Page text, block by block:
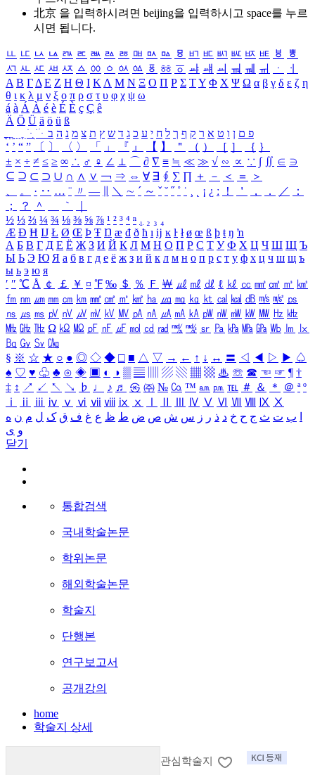
北京 을 입력하시려면 beijing을 입력하시고 space를 누르
시면 됩니다.
ㅥ ㅦ ㅧ ㅨ ㅩ ㅪ ㅫ ㅬ ㅭ ㅮ ㅯ ㅰ ㅱ ㅲ ㅳ ㅴ ㅵ ㅶ ㅷ ㅸ
ㅹ
ㅺ ㅻ ㅼ ㅽ ㅾ ㅿ ㆀ ㆁ ㆂ ㆃ ㆄ ㆅ ㆆ ㆇ ㆈ ㆉ ㆊ ㆋ ㆌ ㆍ
ㆎ
Α Β ΓΔ Ε Ζ Η Θ Ι ΚΛ Μ Ν Ξ Ο Π Ρ Σ ΤΥ Φ Χ Ψ Ω α β γ δ ε ζ η
θ ι κ λ μ ν ξ ο π ρ σ τ υ φ χ ψ ω
á à Á À é è É È ç Ç ê
Ä Ö Ü ä ö ü ß
ִֶֹ ֻּ ׁׂ פ ם ן ו ט א ר ק ף ך ל ח י ע כ ג ד ש ץ ת צ מ נ ה ב
‘ ’ “ ” 〔 〕 〈 〉 「 」 『 』 【 】 ＂ （ ） ［ ］ ｛ ｝
± × ÷ ≠ ≤ ≥ ∞ ∴ ♂ ♀ ∠ ⊥ ⌒ ∂ ∇ ≡ ≒ ≪ ≫ √ ∽ ∝ ∵ ∫ ∬ ∈ ∋
⊆ ⊇ ⊂ ⊃ ∪ ∩ ∧ ∨ ￢ ⇒ ⇔ ∀ ∃ ∮ ∑ ∏ ＋ － ＜ ＝
＞
、
。 · ‥ … ¨ 〃 ― ＼ ∼ ´ ～ ˇ ˘ ˝ ˚ ˙ ¸ ¡ ¿ ː ！ ＇ ， ． ／
：
；
？ ＾ ｀
½ ⅓ ⅔ ¼ ¾ ⅛ ⅜ ⅝ ⅞ ¹ ² ³ ⁴ ⁿ ₁ ₂ ₃ ₄
Æ Ð Ħ Ĳ Ł Ø Œ Þ Ŧ Ŋ æ đ ð ħ ı ĳ ĸ ŀ ł ø œ ß þ ŧ ŋ ŉ
А Б В Г Д Е Ё Ж З И Й К Л М Н О П Р С Т У Ф Х Ц Ч Ш Щ Ъ
Ы Ь Э Ю Я а б в г д е ё ж з и й к л м н о п р с т у ф х ц ч ш щ ъ
ы ь э ю я
′ ″ ℃ Å ￠ ￡ ￥ ¤ ℉ ‰ ＄ ％ Ｆ ￦ ㎕ ㎖ ㎗ ℓ ㎘ ㏄ ㎣ ㎤ ㎥ ㎦
㎙ ㎚ ㎛ ㎜ ㎝ ㎞ ㎟ ㎠ ㎡ ㎢ ㏊ ㎍ ㎎ ㎏ ㏏ ㎈ ㎉ ㏈ ㎧ ㎨ ㎰
㎱ ㎲ ㎳ ㎴ ㎵ ㎶ ㎷ ㎸ ㎹ ㎀ ㎁ ㎂ ㎃ ㎄ ㎺ ㎻ ㎽ ㎾ ㎿ ㎐ ㎑
㎒ ㎓ ㎔ Ω ㏀ ㏁ ㎊ ㎋ ㎌ ㏖ ㏅ ㎭ ㎮ ㎯ ㏛ ㎩ ㎪ ㎫ ㎬ ㏝ ㏐
㏓
㏃ ㏉ ㏜ ㏆
§ ※ ☆ ★ ○ ● ◎ ◇ ◆ □ ■ △ ▽ → ← ↑ ↓ ↔ 〓 ◁ ◀ ▷ ▶ ♤
♠ ♡ ♥ ♧ ♣ ⊙ ◈ ▣ ◐ ◑ ▒ ▤ ▨ ▧ ▦ ▩ ♨ ☏ ☎ ☜ ☞ ¶ †
‡ ↕ ↗ ↙ ↖ ↘ ♭ ♩ ♪ ♬ ㉿ ㈜ № ㏇ ™ ㏂ ㏘ ℡ ＃ ＆ ＊ ＠ ª º
ⅰ
ⅱ ⅲ ⅳ ⅴ ⅵ ⅶ ⅷ ⅸ ⅹ Ⅳ Ⅴ Ⅵ Ⅶ Ⅷ Ⅸ Ⅹ
ب ت ث ج ح خ د ذ ر ز س ش ص ض ط ظ ع غ ف ق ک ل م ن ه
و ی
닫기
통합검색
국내학술논문
학위논문
해외학술논문
학술지
단행본
연구보고서
공개강의
home
학술지 상세
관심학술지